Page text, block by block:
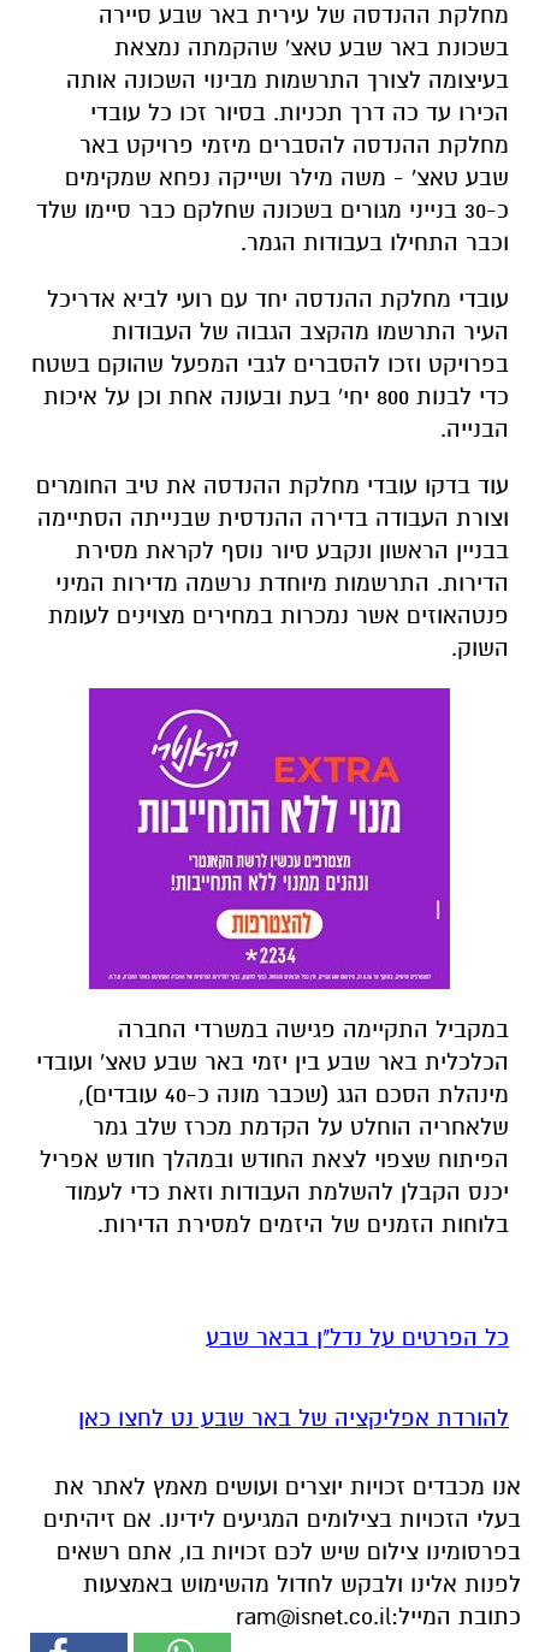
מחלקת ההנדסה של עירית באר שבע סיירה
בשכונת באר שבע טאצ' שהקמתה נמצאת
בעיצומה לצורך התרשמות מבינוי השכונה אותה
הכירו עד כה דרך תכניות. בסיור זכו כל עובדי
מחלקת ההנדסה להסברים מיזמי פרויקט באר
שבע טאצ' - משה מילר ושייקה נפחא שמקימים
כ-30 בנייני מגורים בשכונה שחלקם כבר סיימו שלד
וכבר התחילו בעבודות הגמר.
עובדי מחלקת ההנדסה יחד עם רועי לביא אדריכל
העיר התרשמו מהקצב הגבוה של העבודות
בפרויקט וזכו להסברים לגבי המפעל שהוקם בשטח
כדי לבנות 800 יחי' בעת ובעונה אחת וכן על איכות
הבנייה.
עוד בדקו עובדי מחלקת ההנדסה את טיב החומרים
וצורת העבודה בדירה ההנדסית שבנייתה הסתיימה
בבניין הראשון ונקבע סיור נוסף לקראת מסירת
הדירות. התרשמות מיוחדת נרשמה מדירות המיני
פנטהאוזים אשר נמכרות במחירים מצוינים לעומת
השוק.
במקביל התקיימה פגישה במשרדי החברה
הכלכלית באר שבע בין יזמי באר שבע טאצ' ועובדי
מינהלת הסכם הגג (שכבר מונה כ-40 עובדים),
שלאחריה הוחלט על הקדמת מכרז שלב גמר
הפיתוח שצפוי לצאת החודש ובמהלך חודש אפריל
יכנס הקבלן להשלמת העבודות וזאת כדי לעמוד
בלוחות הזמנים של היזמים למסירת הדירות.
כל הפרטים על נדל"ן בבאר שבע
להורדת אפליקציה של באר שבע נט לחצו כאן
אנו מכבדים זכויות יוצרים ועושים מאמץ לאתר את
בעלי הזכויות בצילומים המגיעים לידינו. אם זיהיתים
בפרסומינו צילום שיש לכם זכויות בו, אתם רשאים
לפנות אלינו ולבקש לחדול מהשימוש באמצעות
כתובת המייל:ram@isnet.co.il